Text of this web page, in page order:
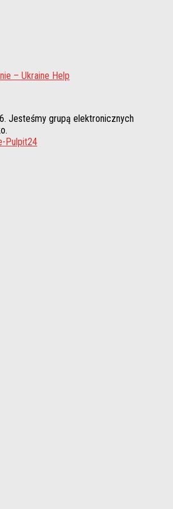
– Ukraine Help
Jesteśmy grupą elektronicznych
Pulpit24